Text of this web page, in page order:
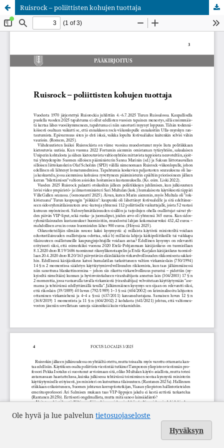
Ruisrock – poliittisten kohujen tuottaja
Ole hyvä ja lue palvelun tietosuojaseloste
Hyväksyn
Tieteellisten seurain valtuuskunta